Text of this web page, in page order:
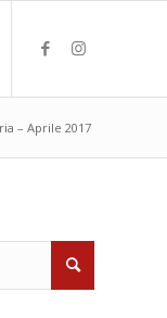
– Aprile 2017